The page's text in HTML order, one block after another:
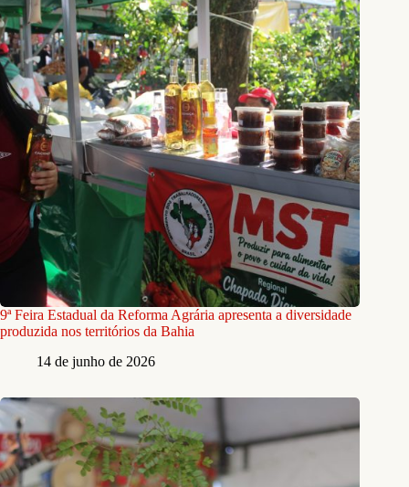
9ª Feira Estadual da Reforma Agrária apresenta a diversidade
produzida nos territórios da Bahia
14 de junho de 2026